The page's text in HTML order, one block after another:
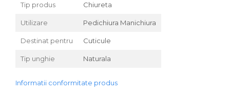
Tip produs
Chiureta
Utilizare Pedichiura Manichiura
Destinat pentru Cuticule
Tip unghie Naturala
Informatii conformitate produs